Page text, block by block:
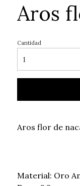
Aros
Cantidad
Aros flor de
Material: Oro